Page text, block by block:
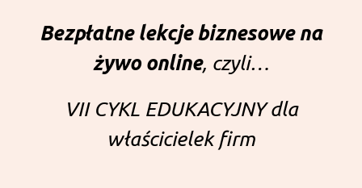
Bezpłatne lekcje biznesowe na
żywo online, czyli…
VII CYKL EDUKACYJNY dla
właścicielek firm